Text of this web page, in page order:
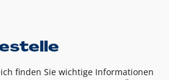
finden Sie wichtige Informationen